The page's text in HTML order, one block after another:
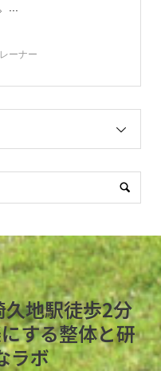
...
ーナー
地駅徒歩2分
する整体と研
ラボ